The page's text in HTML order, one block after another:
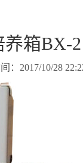
养箱BX-2
：2017/10/28